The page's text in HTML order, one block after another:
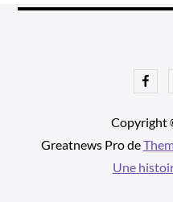
Copyright
Greatnews Pro de
Une